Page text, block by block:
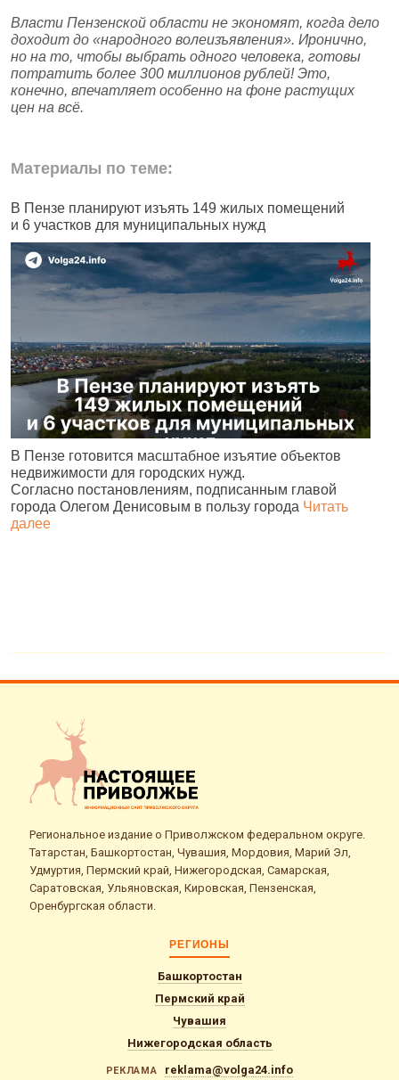
Власти Пензенской области не экономят, когда дело
доходит до «народного волеизъявления». Иронично,
но на то, чтобы выбрать одного человека, готовы
потратить более 300 миллионов рублей! Это,
конечно, впечатляет особенно на фоне растущих
цен на всё.
Материалы по теме:
В Пензе планируют изъять 149 жилых помещений
и 6 участков для муниципальных нужд
В Пензе готовится масштабное изъятие объектов
недвижимости для городских нужд.
Согласно постановлениям, подписанным главой
города Олегом Денисовым в пользу города Читать
далее
Региональное издание о Приволжском федеральном округе.
Татарстан, Башкортостан, Чувашия, Мордовия, Марий Эл,
Удмуртия, Пермский край, Нижегородская, Самарская,
Саратовская, Ульяновская, Кировская, Пензенская,
Оренбургская области.
РЕГИОНЫ
Башкортостан
Пермский край
Чувашия
Нижегородская область
РЕКЛАМА reklama@volga24.info